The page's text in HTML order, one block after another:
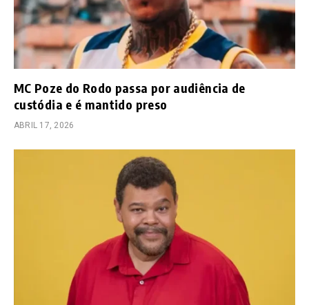
MC Poze do Rodo passa por audiência de
custódia e é mantido preso
ABRIL 17, 2026